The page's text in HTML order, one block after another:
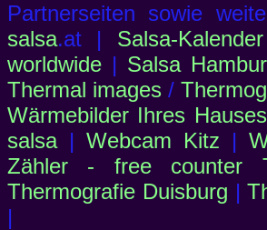
Partnerseiten sowie
salsa.at | Salsa-Kalender
worldwide | Salsa
Thermal images /
Wärmebilder Ihres Hauses
salsa|Webcam Kitz |
Zähler - free counter
Thermografie Duisburg |
|